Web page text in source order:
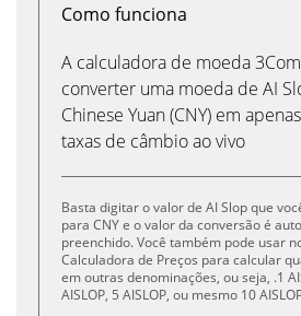
Como funciona
A calculadora de moeda
converter uma moeda de AI
Chinese Yuan (CNY) em
taxas de câmbio ao vivo
Basta digitar o valor de AI Slop que
para CNY e o valor da conversão é
preenchido. Você também pode usar
Calculadora de Preços para calcular
em outras denominações, ou seja, .1
AISLOP, 5 AISLOP, ou mesmo 10